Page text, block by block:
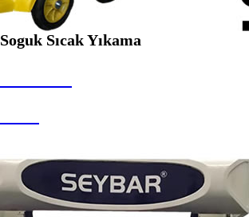
Soguk Sıcak Yıkama